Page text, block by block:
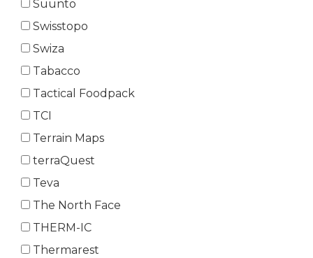
Suunto
Swisstopo
Swiza
Tabacco
Tactical Foodpack
TCI
Terrain Maps
terraQuest
Teva
The North Face
THERM-IC
Thermarest